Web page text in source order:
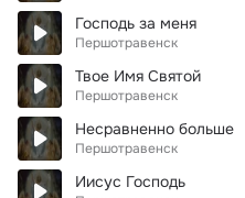
Господь за меня
Першотравенск
Твое Имя Святой
Першотравенск
Несравненно больше
Першотравенск
Иисус Господь